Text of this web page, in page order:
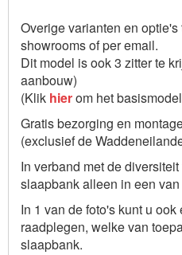
Overige varianten en
showrooms of per email.
Dit model is ook 3 zitter te
aanbouw)
(Klik hierom het
Gratis bezorging en
(exclusief de
In verband met de
slaapbank alleen in een
In 1 van de foto's kunt u
raadplegen, welke van
slaapbank.